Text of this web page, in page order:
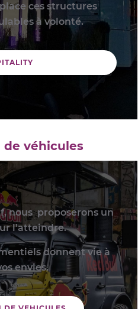
ces structures
à volonté.
véhicules
nous proposerons un
l’atteindre.
donnent vie à
envies.